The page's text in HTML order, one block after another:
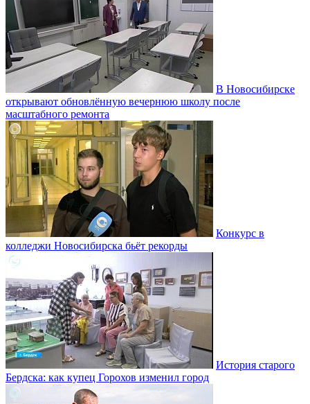
В Новосибирске
открывают обновлённую вечернюю школу после
масштабного ремонта
Конкурс в
колледжи Новосибирска бьёт рекорды
История старого
Бердска: как купец Горохов изменил город